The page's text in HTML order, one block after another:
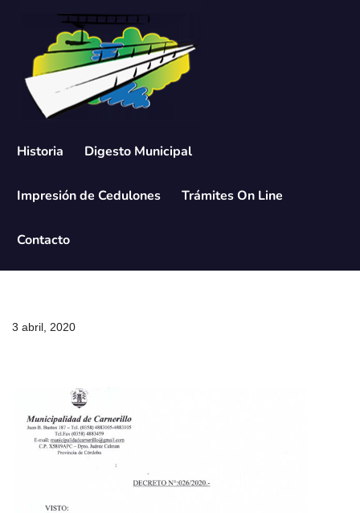
contenido
Historia Digesto Municipal
Impresión de Cedulones Trámites On Line
Contacto
3 abril, 2020